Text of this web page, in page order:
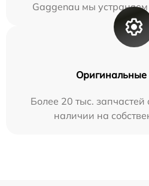
Gaggenau мы устраняем
Оригинальные
Более 20 тыс. запчастей
наличии на